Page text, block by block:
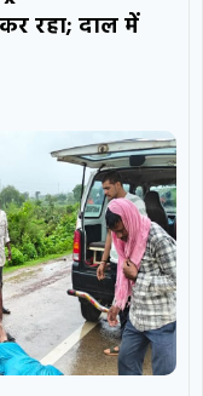
रहा; दाल में